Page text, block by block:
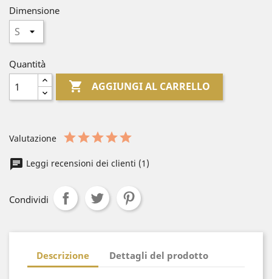
Dimensione
Quantità
 AGGIUNGI AL CARRELLO
Valutazione
Leggi recensioni dei clienti (1)
Condividi
Descrizione Dettagli del prodotto